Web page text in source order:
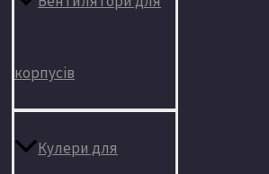
корпусів
Кулери для